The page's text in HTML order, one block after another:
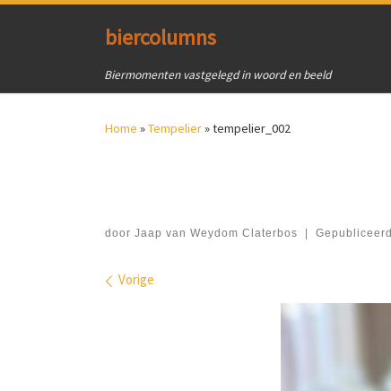
biercolumns
Biermomenten vastgelegd in woord en beeld
Home »Tempelier»tempelier_002
door Jaap van Weydom Claterbos Gepubliceerd
Afbeeldingen navigatie
Vorige